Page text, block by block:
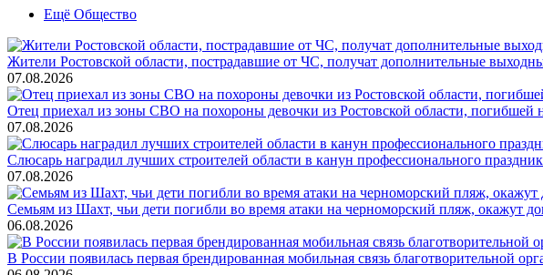
Ещё Общество
Жители Ростовской области, пострадавшие от ЧС, получат дополнительные
07.08.2026
Отец приехал из зоны СВО на похороны девочки из Ростовской области,
07.08.2026
Слюсарь наградил лучших строителей области в канун профессионального
07.08.2026
Семьям из Шахт, чьи дети погибли во время атаки на черноморский пляж, окажут
06.08.2026
В России появилась первая брендированная мобильная связь благотворительной